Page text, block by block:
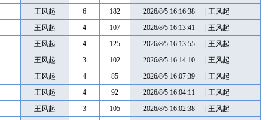
王风起 6 182 2026/8/5 16:16:38
王风起
王风起
4 107 2026/8/5 16:13:41
王风起
王风起
4 125 2026/8/5 16:13:55
王风起
王风起
3 102 2026/8/5 16:14:10
王风起
王风起
4 85 2026/8/5 16:07:39
王风起
王风起
4 92 2026/8/5 16:04:11
王风起
王风起
3 105 2026/8/5 16:02:38
王风起